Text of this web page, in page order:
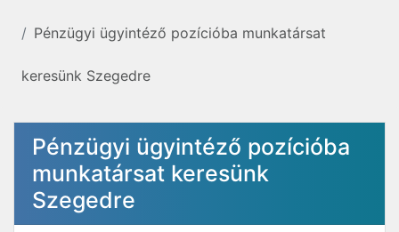
Pénzügyi ügyintéző pozícióba munkatársat
keresünk Szegedre
Pénzügyi ügyintéző pozícióba
munkatársat keresünk
Szegedre